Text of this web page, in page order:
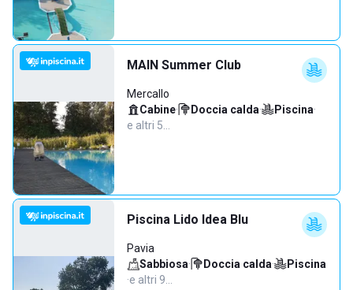
MAIN Summer Club
Mercallo
Cabine· Doccia calda· Piscina·
e altri 5…
Piscina Lido Idea Blu
Pavia
Sabbiosa· Doccia calda·
Piscina
·e altri 9…